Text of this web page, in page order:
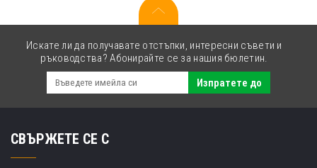
Искате ли да получавате отстъпки, интересни съвети и
ръководства? Абонирайте се за нашия бюлетин.
Изпратете до
СВЪРЖЕТЕ СЕ С